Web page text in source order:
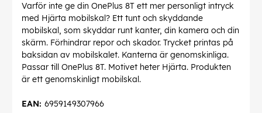
Varför inte ge din OnePlus 8T ett mer personligt intryck
med Hjärta mobilskal? Ett tunt och skyddande
mobilskal, som skyddar runt kanter, din kamera och din
skärm. Förhindrar repor och skador. Trycket printas på
baksidan av mobilskalet. Kanterna är genomskinliga.
Passar till OnePlus 8T. Motivet heter Hjärta. Produkten
är ett genomskinligt mobilskal.
6959149307966
EAN: